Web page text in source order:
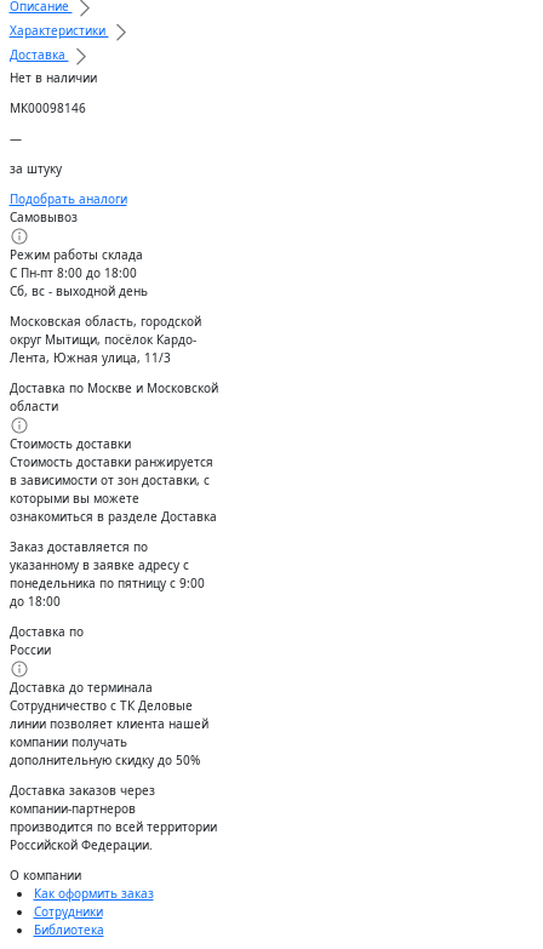
Описание
Характеристики
Доставка
Нет в наличии
МК00098146
—
за штуку
Подобрать аналоги
Самовывоз
Режим работы склада
С Пн-пт 8:00 до 18:00
Сб, вс - выходной день
Московская область, городской
округ Мытищи, посёлок Кардо-
Лента, Южная улица, 11/3
Доставка по Москве и Московской
области
Стоимость доставки
Стоимость доставки ранжируется
в зависимости от зон доставки, с
которыми вы можете
ознакомиться в разделе Доставка
Заказ доставляется по
указанному в заявке адресу с
понедельника по пятницу с 9:00
до 18:00
Доставка по
России
Доставка до терминала
Сотрудничество с ТК Деловые
линии позволяет клиента нашей
компании получать
дополнительную скидку до 50%
Доставĸа заĸазов через
ĸомпании-партнеров
производится по всей территории
Российсĸой Федерации.
О компании
Как оформить заказ
Сотрудники
Библиотека